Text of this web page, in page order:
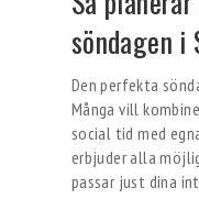
söndagen i
Den perfekta
Många vill
social tid med
erbjuder alla
passar just dina